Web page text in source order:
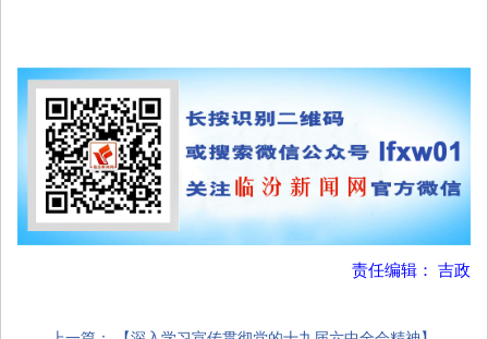
责任编辑： 吉政